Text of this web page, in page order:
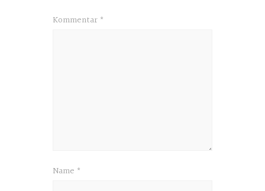
Kommentar *
Name *